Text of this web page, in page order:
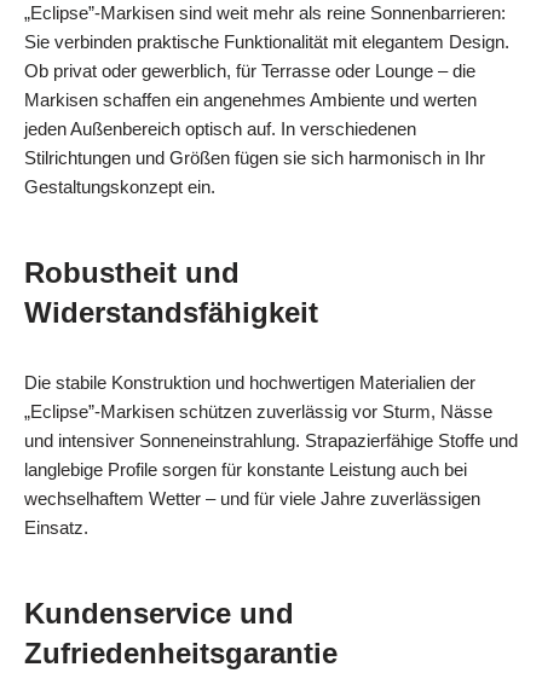
„Eclipse”-Markisen sind weit mehr als reine Sonnenbarrieren:
Sie verbinden praktische Funktionalität mit elegantem Design.
Ob privat oder gewerblich, für Terrasse oder Lounge – die
Markisen schaffen ein angenehmes Ambiente und werten
jeden Außenbereich optisch auf. In verschiedenen
Stilrichtungen und Größen fügen sie sich harmonisch in Ihr
Gestaltungs­konzept ein.
Robustheit und
Widerstandsfähigkeit
Die stabile Konstruktion und hochwertigen Materialien der
„Eclipse”-Markisen schützen zuverlässig vor Sturm, Nässe
und intensiver Sonneneinstrahlung. Strapazierfähige Stoffe und
langlebige Profile sorgen für konstante Leistung auch bei
wechselhaftem Wetter – und für viele Jahre zuverlässigen
Einsatz.
Kundenservice und
Zufriedenheitsgarantie